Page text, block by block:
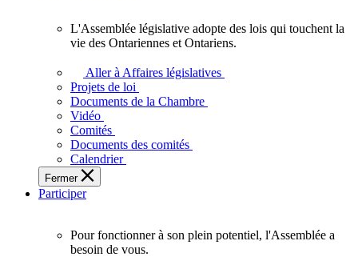
l'Ontario.
L'Assemblée
adopte
touchent
des
Ontariennes
et
L'Assemblée législative adopte des lois qui touchent la
vie des Ontariennes et Ontariens.
Aller à Affaires législatives
Projets de loi
Documents de la Chambre
Vidéo
Comités
Documents des comités
Calendrier
Fermer
Participer
Pour fonctionner à son plein potentiel, l'Assemblée a
besoin de vous.